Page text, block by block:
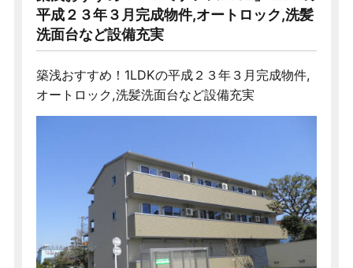
平成２３年３月完成物件,オートロック,洗髪
洗面台など設備充実
築浅おすすめ！1LDKの平成２３年３月完成物件,
オートロック,洗髪洗面台など設備充実